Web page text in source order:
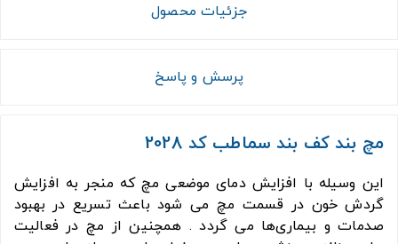
جزئیات محصول
پرسش و پاسخ
مچ بند کف بند سماطب کد 2028
این وسیله با افزایش دمای موضعی مچ که منجر به افزایش
گردش خون در قسمت مچ می شود باعث تسریع در بهبود
صدمات و بیماری‌ها می گردد . همچنین از مچ در فعالیت